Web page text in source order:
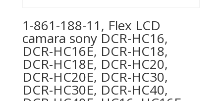
1-861-188-11, Flex LCD
camara sony DCR-HC16,
DCR-HC16E, DCR-HC18,
DCR-HC18E, DCR-HC20,
DCR-HC20E, DCR-HC30,
DCR-HC30E, DCR-HC40,